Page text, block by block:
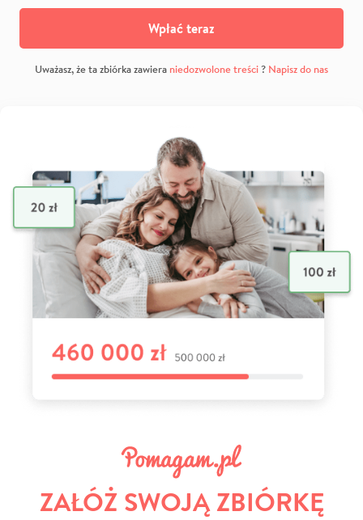
Wpłać teraz
Uważasz, że ta zbiórka zawiera niedozwolone treści? Napisz do nas
ZAŁÓŻ SWOJĄ ZBIÓRKĘ